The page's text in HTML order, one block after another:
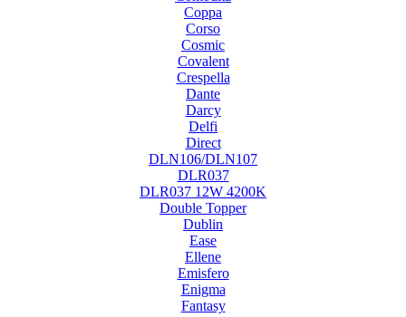
Coppa
Corso
Cosmic
Covalent
Crespella
Dante
Darcy
Delfi
Direct
DLN106/DLN107
DLR037
DLR037 12W 4200K
Double Topper
Dublin
Ease
Ellene
Emisfero
Enigma
Fantasy